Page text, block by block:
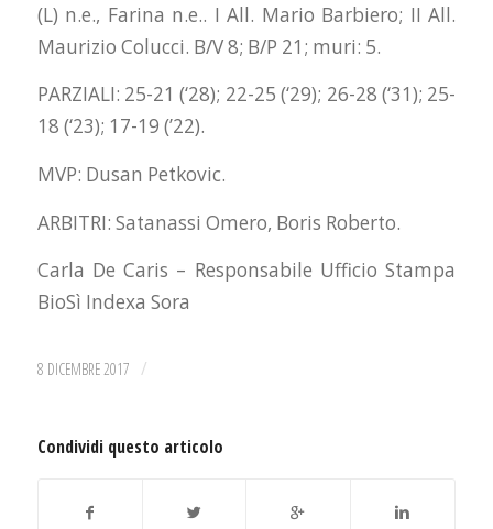
(L) n.e., Farina n.e.. I All. Mario Barbiero; II All.
Maurizio Colucci. B/V 8; B/P 21; muri: 5.
PARZIALI: 25-21 (‘28); 22-25 (‘29); 26-28 (‘31); 25-
18 (‘23); 17-19 (’22).
MVP: Dusan Petkovic.
ARBITRI: Satanassi Omero, Boris Roberto.
Carla De Caris – Responsabile Ufficio Stampa
BioSì Indexa Sora
8 DICEMBRE 2017 /
Condividi questo articolo